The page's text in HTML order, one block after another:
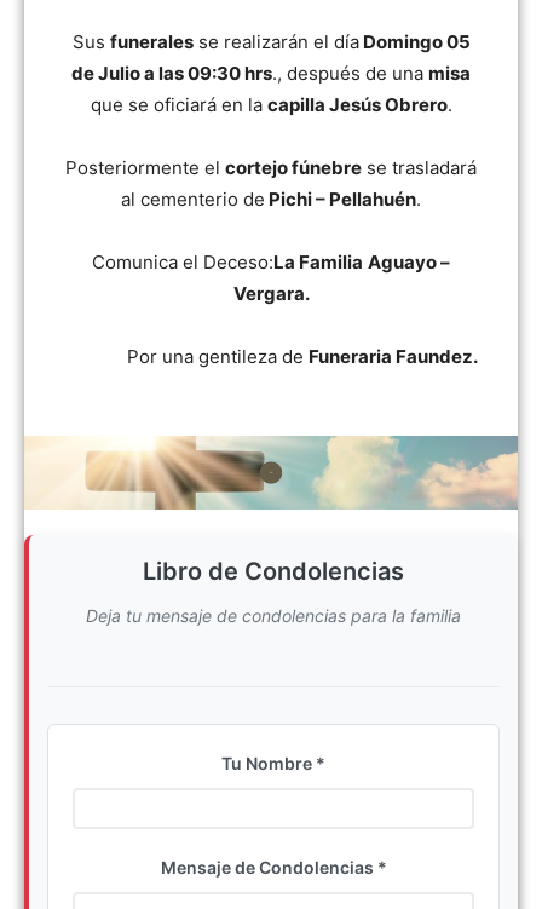
Sus funeralesse realizarán el díaDomingo 05
de Julio a las 09:30 hrs., después de una misa
que se oficiará en la capilla Jesús Obrero.
Posteriormente el cortejo fúnebre se trasladará
al cementerio de Pichi – Pellahuén.
Comunica el Deceso:La Familia Aguayo –
Vergara.
Por una gentileza de Funeraria Faundez.
Libro de Condolencias
Deja tu mensaje de condolencias para la familia
Tu Nombre *
Mensaje de Condolencias *